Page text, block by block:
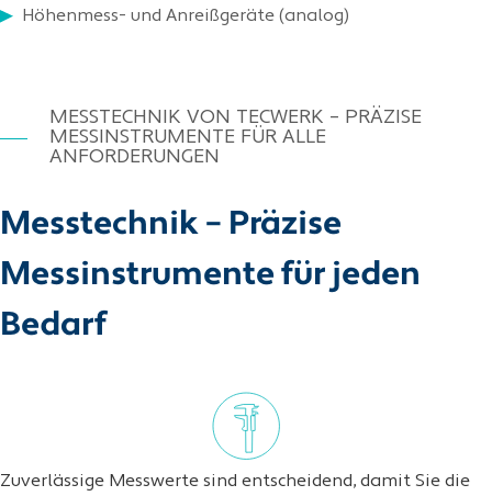
Höhenmess- und Anreißgeräte (analog)
Messtechnik – Präzise
Messinstrumente für jeden
Bedarf
MESSTECHNIK VON TECWERK – PRÄZISE
MESSINSTRUMENTE FÜR ALLE
ANFORDERUNGEN
Zuverlässige Messwerte sind entscheidend, damit Sie die